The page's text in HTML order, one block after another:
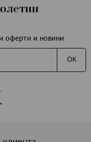
оферти и новини
ОК